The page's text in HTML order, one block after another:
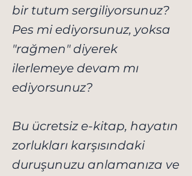
bir tutum sergiliyorsunuz?
Pes mi ediyorsunuz, yoksa
"rağmen" diyerek
ilerlemeye devam mı
ediyorsunuz?
Bu ücretsiz e-kitap, hayatın
zorlukları karşısındaki
duruşunuzu anlamanıza ve